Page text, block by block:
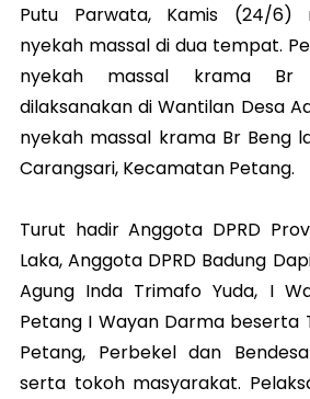
Putu Parwata, Kamis (24/6)
nyekah massal di dua tempat.
nyekah massal krama Br
dilaksanakan di Wantilan Desa
nyekah massal krama Br Beng
Carangsari, Kecamatan Petang.
Turut hadir Anggota DPRD
Laka, Anggota DPRD Badung
Agung Inda Trimafo Yuda, I
Petang I Wayan Darma beserta
Petang, Perbekel dan
serta tokoh masyarakat.